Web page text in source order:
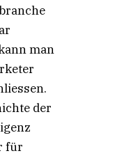
man
der
für